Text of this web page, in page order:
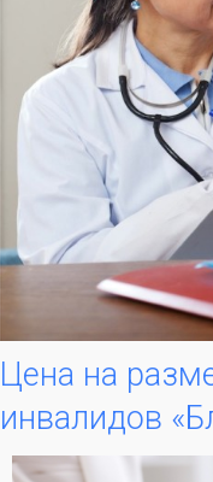
Цена на
инвалидов